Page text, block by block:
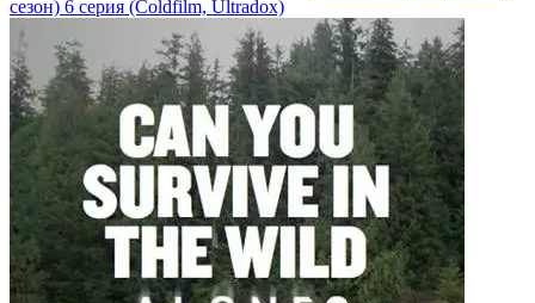
сезон) 6 серия (Coldfilm, Ultradox)